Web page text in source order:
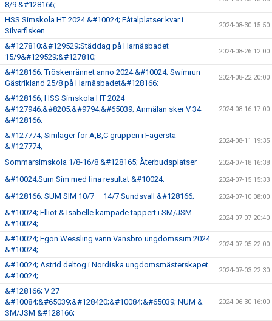
8/9 &#128166;
HSS Simskola HT 2024 &#10024; Fåtalplatser kvar i
Silverfisken
2024-08-30 15:50
&#127810;&#129529;Städdag på Harnäsbadet
15/9&#129529;&#127810;
2024-08-26 12:00
&#128166; Tröskenrännet anno 2024 &#10024; Swimrun
Gästrikland 25/8 på Harnäsbadet&#128166;
2024-08-22 20:00
&#128166; HSS Simskola HT 2024
&#127946;&#8205;&#9794;&#65039; Anmälan sker V 34
&#128166;
2024-08-16 17:00
&#127774; Simläger för A,B,C gruppen i Fagersta
&#127774;
2024-08-11 19:35
Sommarsimskola 1/8-16/8 &#128165; Återbudsplatser 2024-07-18 16:38
&#10024;Sum Sim med fina resultat &#10024; 2024-07-15 15:33
&#128166; SUM SIM 10/7 – 14/7 Sundsvall &#128166; 2024-07-10 08:00
&#10024; Elliot & Isabelle kämpade tappert i SM/JSM
&#10024;
2024-07-07 20:40
&#10024; Egon Wessling vann Vansbro ungdomssim 2024
&#10024;
2024-07-05 22:00
&#10024; Astrid deltog i Nordiska ungdomsmästerskapet
&#10024;
2024-07-03 22:30
&#128166; V 27
&#10084;&#65039;&#128420;&#10084;&#65039; NUM &
SM/JSM &#128166;
2024-06-30 16:00